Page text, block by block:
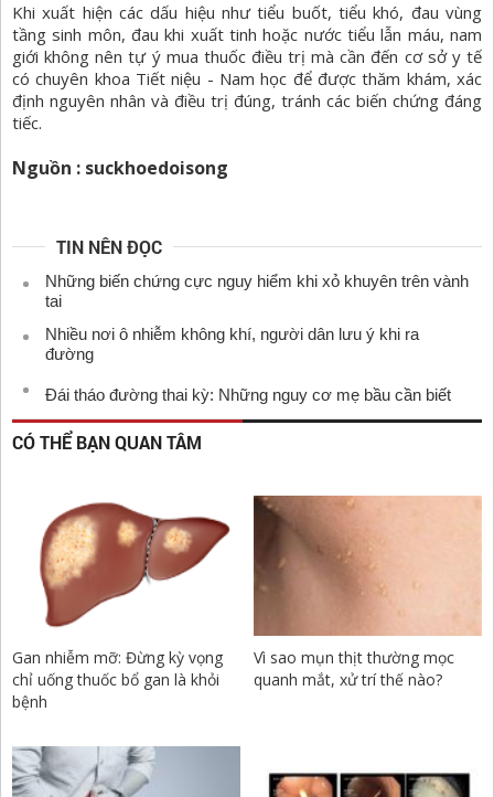
Khi xuất hiện các dấu hiệu như tiểu buốt, tiểu khó, đau vùng
tầng sinh môn, đau khi xuất tinh hoặc nước tiểu lẫn máu, nam
giới không nên tự ý mua thuốc điều trị mà cần đến cơ sở y tế
có chuyên khoa Tiết niệu - Nam học để được thăm khám, xác
định nguyên nhân và điều trị đúng, tránh các biến chứng đáng
tiếc.
Nguồn : suckhoedoisong
TIN NÊN ĐỌC
Những biến chứng cực nguy hiểm khi xỏ khuyên trên vành
tai
Nhiều nơi ô nhiễm không khí, người dân lưu ý khi ra
đường
Đái tháo đường thai kỳ: Những nguy cơ mẹ bầu cần biết
CÓ THỂ BẠN QUAN TÂM
Gan nhiễm mỡ: Đừng kỳ vọng
chỉ uống thuốc bổ gan là khỏi
bệnh
Vì sao mụn thịt thường mọc
quanh mắt, xử trí thế nào?